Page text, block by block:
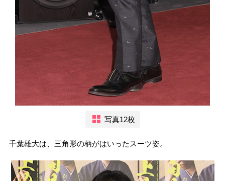
写真12枚
千葉雄大は、三角形の柄がはいったスーツ姿。